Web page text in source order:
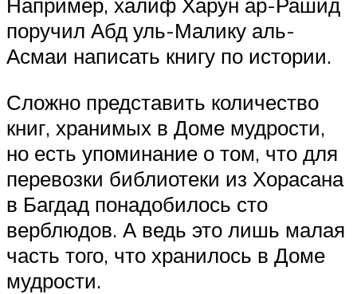
поручил Абд уль-Малику аль-
Асмаи написать книгу по истории.
Сложно представить количество
книг, хранимых в Доме мудрости,
но есть упоминание о том, что для
перевозки библиотеки из Хорасана
в Багдад понадобилось сто
верблюдов. А ведь это лишь малая
часть того, что хранилось в Доме
мудрости.